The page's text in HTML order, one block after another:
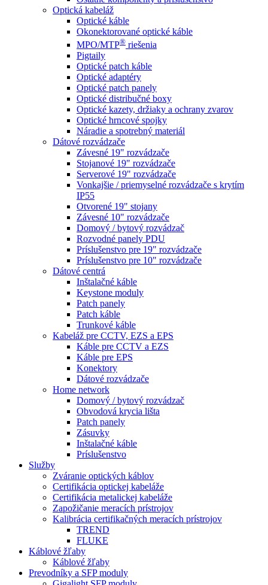
Optická kabeláž
Optické káble
Okonektorované optické káble
MPO/MTP® ​ riešenia
Pigtaily
Optické patch káble
Optické adaptéry
Optické patch panely
Optické distribučné boxy
Optické kazety, držiaky a ochrany zvarov
Optické hrncové spojky
Náradie a spotrebný materiál
Dátové rozvádzače
Závesné 19" rozvádzače
Stojanové 19" rozvádzače
Serverové 19" rozvádzače
Vonkajšie / priemyselné rozvádzače s krytím
IP55
Otvorené 19" stojany
Závesné 10" rozvádzače
Domový / bytový rozvádzač
Rozvodné panely PDU
Príslušenstvo pre 19" rozvádzače
Príslušenstvo pre 10" rozvádzače
Dátové centrá
Inštalačné káble
Keystone moduly
Patch panely
Patch káble
Trunkové káble
Kabeláž pre CCTV, EZS a EPS
Káble pre CCTV a EZS
Káble pre EPS
Konektory
Dátové rozvádzače
Home network
Domový / bytový rozvádzač
Obvodová krycia lišta
Patch panely
Zásuvky
Inštalačné káble
Príslušenstvo
Služby
Zváranie optických káblov
Certifikácia optickej kabeláže
Certifikácia metalickej kabeláže
Zapožičanie meracích prístrojov
Kalibrácia certifikačných meracích prístrojov
TREND
FLUKE
Káblové žľaby
Káblové žľaby
Prevodníky a SFP moduly